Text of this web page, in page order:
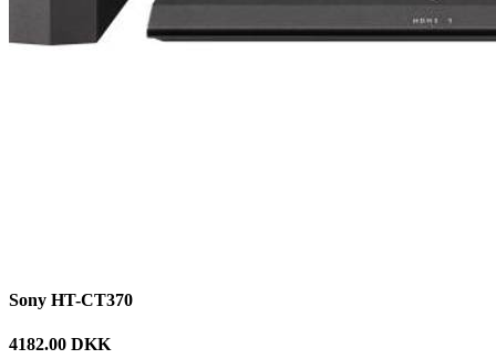
Sony HT-CT370
4182.00 DKK